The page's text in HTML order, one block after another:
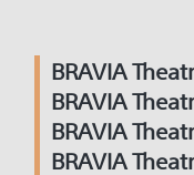
BRAVIA
BRAVIA
BRAVIA
BRAVIA